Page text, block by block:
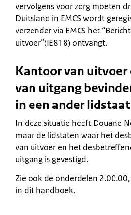
vervolgens voor zorg moeten
Duitsland in EMCS wordt
verzender via EMCS het
uitvoer”(IE818) ontvangt.
Kantoor van
van uitgang
in een ander lidstaat
In deze situatie heeft Douane
maar de lidstaten waar het
van uitvoer en het
uitgang is gevestigd.
Zie ook de onderdelen
in dit handboek.